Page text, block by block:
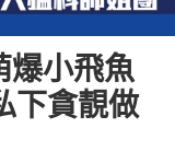
爆小飛魚
下貪靚做